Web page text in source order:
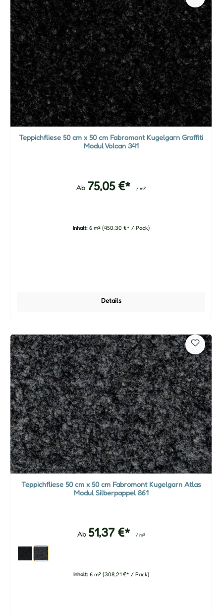
Teppichfliese 50 cm x 50 cm Fabromont Kugelgarn Graffiti
Modul Volcan 341
Ab 75,05 €* / m²
Inhalt: 6 m² (450,30 €* / Pack)
Details
Teppichfliese 50 cm x 50 cm Fabromont Kugelgarn Atlas
Modul Silberpappel 861
Ab 51,37 €* / m²
Inhalt: 6 m² (308,21 €* / Pack)